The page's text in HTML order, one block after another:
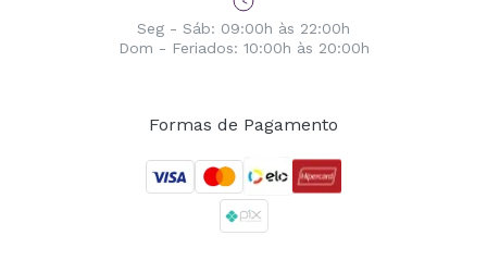
Seg - Sáb: 09:00h às 22:00h
Dom - Feriados: 10:00h às 20:00h
Formas de Pagamento